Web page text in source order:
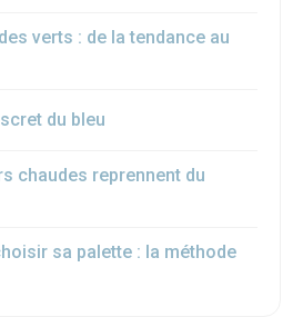
verts : de la tendance au
du bleu
chaudes reprennent du
sa palette : la méthode